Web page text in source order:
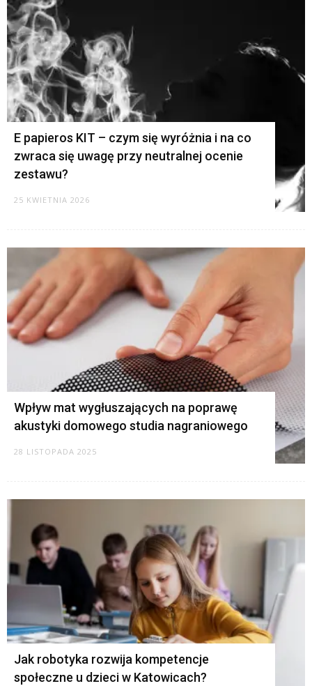
E papieros KIT – czym się wyróżnia i na co
zwraca się uwagę przy neutralnej ocenie
zestawu?
25 KWIETNIA 2026
Wpływ mat wygłuszających na poprawę
akustyki domowego studia nagraniowego
28 LISTOPADA 2025
Jak robotyka rozwija kompetencje
społeczne u dzieci w Katowicach?